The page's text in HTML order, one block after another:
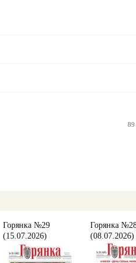
89
Горянка №29
(15.07.2026)
Горянка
(08.07.2026)